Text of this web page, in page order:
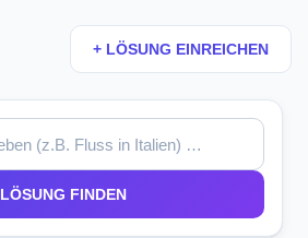
+ LÖSUNG EINREICHEN
LÖSUNG FINDEN